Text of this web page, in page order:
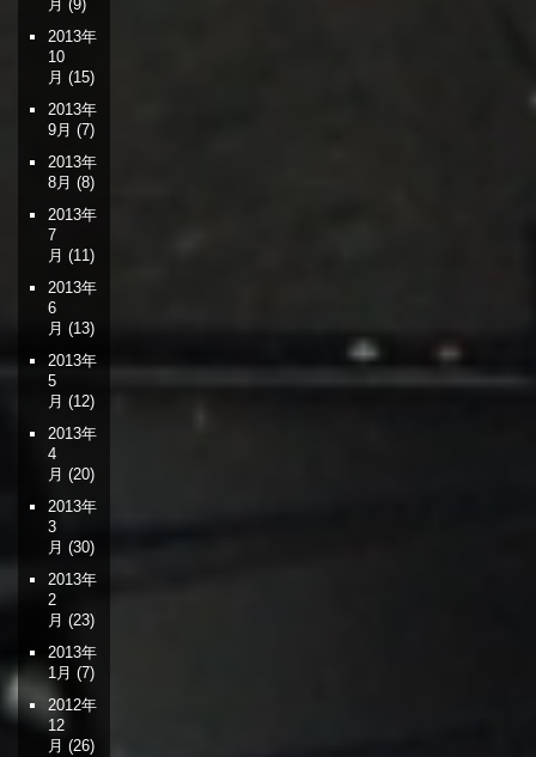
月 (9)
2013年
10
月 (15)
2013年
9月 (7)
2013年
8月 (8)
2013年
7
月 (11)
2013年
6
月 (13)
2013年
5
月 (12)
2013年
4
月 (20)
2013年
3
月 (30)
2013年
2
月 (23)
2013年
1月 (7)
2012年
12
月 (26)